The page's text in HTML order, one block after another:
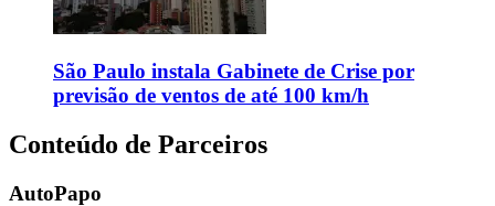
São Paulo instala Gabinete de Crise por
previsão de ventos de até 100 km/h
Conteúdo de Parceiros
AutoPapo